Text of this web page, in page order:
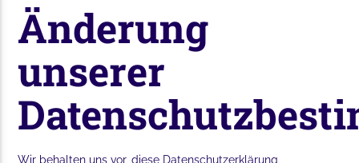
Änderung
unserer
Wir behalten uns vor, diese Datenschutzerklärung